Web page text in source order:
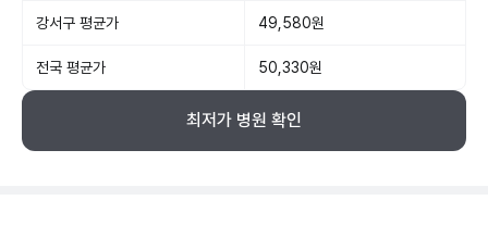
강서구 평균가 49,580원
전국 평균가 50,330원
최저가 병원 확인